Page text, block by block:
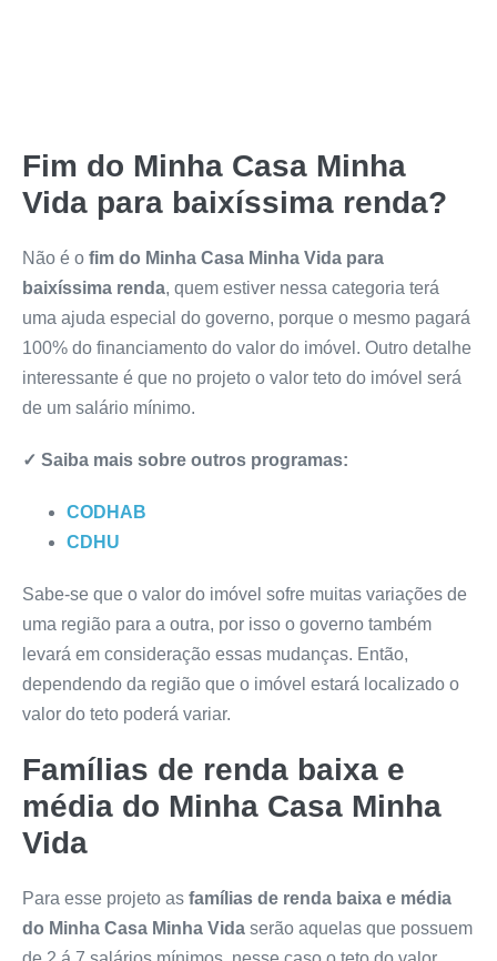
Fim do Minha Casa Minha
Vida para baixíssima renda?
Não é o fim do Minha Casa Minha Vida para
baixíssima renda, quem estiver nessa categoria terá
uma ajuda especial do governo, porque o mesmo pagará
100% do financiamento do valor do imóvel. Outro detalhe
interessante é que no projeto o valor teto do imóvel será
de um salário mínimo.
✓ Saiba mais sobre outros programas:
CODHAB
CDHU
Sabe-se que o valor do imóvel sofre muitas variações de
uma região para a outra, por isso o governo também
levará em consideração essas mudanças. Então,
dependendo da região que o imóvel estará localizado o
valor do teto poderá variar.
Famílias de renda baixa e
média do Minha Casa Minha
Vida
Para esse projeto as famílias de renda baixa e média
do Minha Casa Minha Vida serão aquelas que possuem